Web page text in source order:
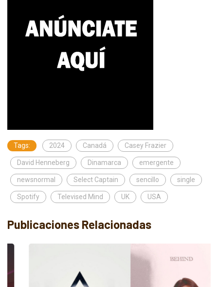
Tags: 2024 Canadá Casey Frazier
David Henneberg Dinamarca emergente
newsnormal Select Captain sencillo single
Spotify Televised Mind UK USA
Publicaciones Relacionadas